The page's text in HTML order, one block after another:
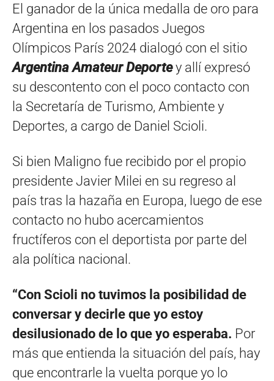
El ganador de la única medalla de oro para
Argentina en los pasados Juegos
Olímpicos París 2024 dialogó con el sitio
Argentina Amateur Deportey allí expresó
su descontento con el poco contacto con
la Secretaría de Turismo, Ambiente y
Deportes, a cargo de Daniel Scioli.
Si bien Maligno fue recibido por el propio
presidente Javier Milei en su regreso al
país tras la hazaña en Europa, luego de ese
contacto no hubo acercamientos
fructíferos con el deportista por parte del
ala política nacional.
“Con Scioli no tuvimos la posibilidad de
conversar y decirle que yo estoy
desilusionado de lo que yo esperaba. Por
más que entienda la situación del país, hay
que encontrarle la vuelta porque yo lo